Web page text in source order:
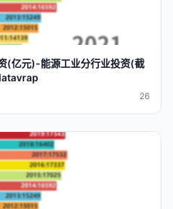
(亿元)-能源工业分行业投资(截
p
26